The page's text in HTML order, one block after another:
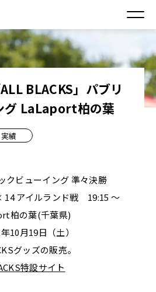
BLACKS」パブリ
グ LaLaport柏の葉
実績
クビューイング 準々決勝
14 アイルランド戦 19:15 〜
柏の葉(千葉県)
10月19日（土）
グッズの販売。
特設サイト